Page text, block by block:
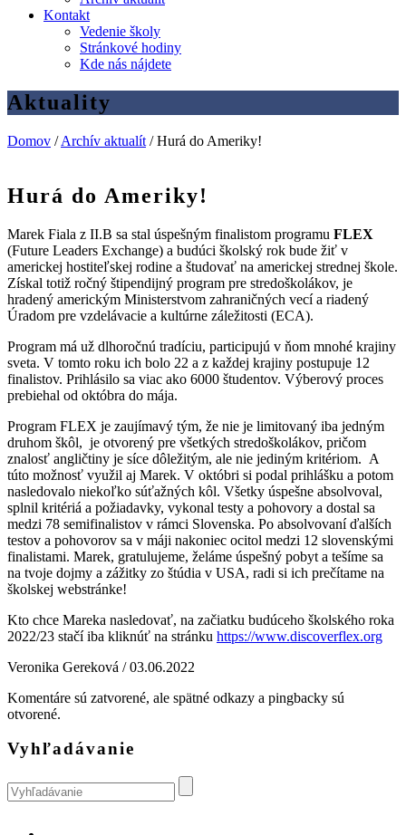
Kontakt
Vedenie školy
Stránkové hodiny
Kde nás nájdete
Aktuality
Domov /Archív aktualít /Hurá do Ameriky!
Hurá do Ameriky!
Marek Fiala z II.B sa stal úspešným finalistom programu FLEX
(Future Leaders Exchange) a budúci školský rok bude žiť v
americkej hostiteľskej rodine a študovať na americkej strednej škole.
Získal totiž ročný štipendijný program pre stredoškolákov, je
hradený americkým Ministerstvom zahraničných vecí a riadený
Úradom pre vzdelávacie a kultúrne záležitosti (ECA).
Program má už dlhoročnú tradíciu, participujú v ňom mnohé krajiny
sveta. V tomto roku ich bolo 22 a z každej krajiny postupuje 12
finalistov. Prihlásilo sa viac ako 6000 študentov. Výberový proces
prebiehal od októbra do mája.
Program FLEX je zaujímavý tým, že nie je limitovaný iba jedným
druhom škôl, je otvorený pre všetkých stredoškolákov, pričom
znalosť angličtiny je síce dôležitým, ale nie jediným kritériom. A
túto možnosť využil aj Marek. V októbri si podal prihlášku a potom
nasledovalo niekoľko súťažných kôl. Všetky úspešne absolvoval,
splnil kritériá a požiadavky, vykonal testy a pohovory a dostal sa
medzi 78 semifinalistov v rámci Slovenska. Po absolvovaní ďalších
testov a pohovorov sa v máji nakoniec ocitol medzi 12 slovenskými
finalistami. Marek, gratulujeme, želáme úspešný pobyt a tešíme sa
na tvoje dojmy a zážitky zo štúdia v USA, radi si ich prečítame na
školskej webstránke!
Kto chce Mareka nasledovať, na začiatku budúceho školského roka
2022/23 stačí iba kliknúť na stránku https://www.discoverflex.org
Veronika Gereková / 03.06.2022
Komentáre sú zatvorené, ale spätné odkazy a pingbacky sú
otvorené.
Vyhľadávanie